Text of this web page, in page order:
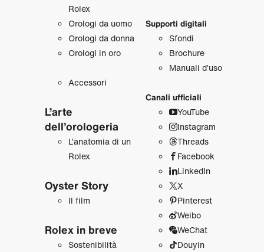
Rolex
Orologi da uomo
Orologi da donna
Orologi in oro
Accessori
L’arte
dell’orologeria
L’anatomia di un
Rolex
Oyster Story
Il film
Rolex in breve
Sostenibilità
Supporti digitali
Sfondi
Brochure
Manuali d’uso
Canali ufficiali
YouTube
Instagram
Threads
Facebook
LinkedIn
X
Pinterest
Weibo
WeChat
Douyin